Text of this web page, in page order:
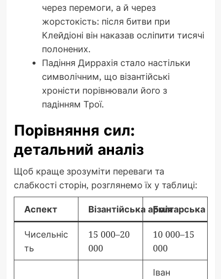
через перемоги, а й через
жорстокість: після битви при
Клейдіоні він наказав осліпити тисячі
полонених.
Падіння Диррахія стало настільки
символічним, що візантійські
хроністи порівнювали його з
падінням Трої.
Порівняння сил:
детальний аналіз
Щоб краще зрозуміти переваги та
слабкості сторін, розглянемо їх у таблиці:
Аспект Візантійська арміяБолгарська
Чисельніс
ть
15 000–20
000
10 000–15
000
Іван